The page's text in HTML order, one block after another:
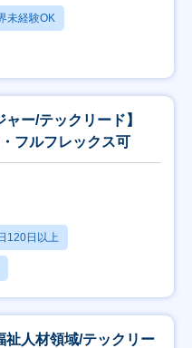
未経験OK
ャー/テックリード】
フルフレックス可
120日以上
祉人材領域/テックリー